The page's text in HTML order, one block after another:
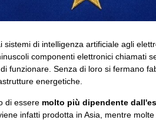
sistemi di intelligenza artificiale agli
componenti elettronici chiamati
funzionare. Senza di loro si fermano
energetiche.
di essere molto più dipendente
infatti prodotta in Asia, mentre